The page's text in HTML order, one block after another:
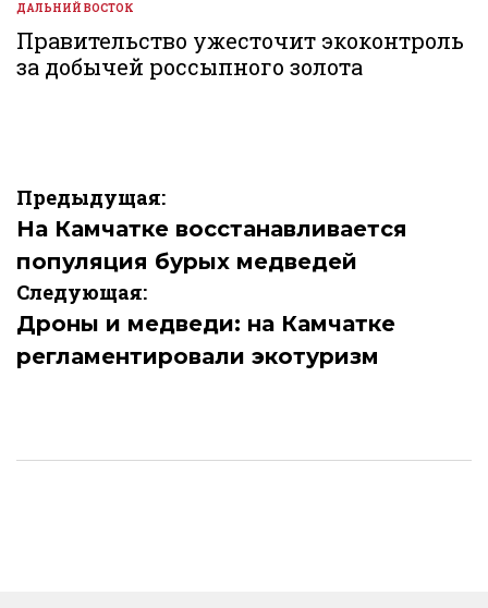
ОПУБЛИКОВАНО
В
ДАЛЬНИЙ ВОСТОК
Правительство ужесточит экоконтроль
за добычей россыпного золота
Навигация
по
записям
Предыдущая:
На Камчатке восстанавливается
популяция бурых медведей
Следующая:
Дроны и медведи: на Камчатке
регламентировали экотуризм